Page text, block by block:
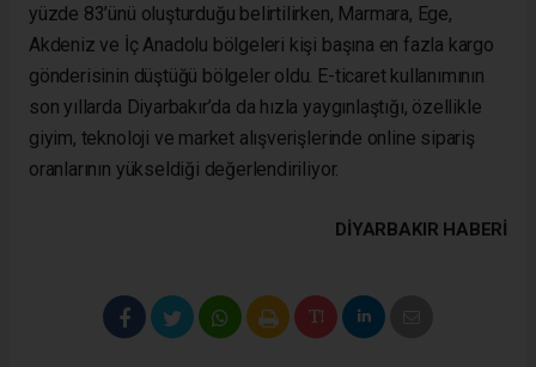
yüzde 83’ünü oluşturduğu belirtilirken, Marmara, Ege,
Akdeniz ve İç Anadolu bölgeleri kişi başına en fazla kargo
gönderisinin düştüğü bölgeler oldu. E-ticaret kullanımının
son yıllarda Diyarbakır’da da hızla yaygınlaştığı, özellikle
giyim, teknoloji ve market alışverişlerinde online sipariş
oranlarının yükseldiği değerlendiriliyor.
DIYARBAKIR HABERİ